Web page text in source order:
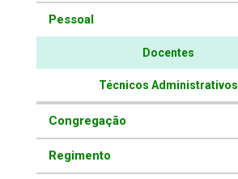
Pessoal
Docentes
Técnicos Administrativos
Congregação
Regimento